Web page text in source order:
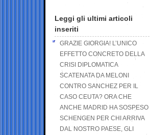
Leggi gli ultimi articoli
inseriti
GRAZIE GIORGIA! L’UNICO
EFFETTO CONCRETO DELLA
CRISI DIPLOMATICA
SCATENATA DA MELONI
CONTRO SANCHEZ PER IL
CASO CEUTA? ORA CHE
ANCHE MADRID HA SOSPESO
SCHENGEN PER CHI ARRIVA
DAL NOSTRO PAESE, GLI